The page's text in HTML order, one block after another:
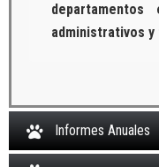
administrativos
Informes Anuales